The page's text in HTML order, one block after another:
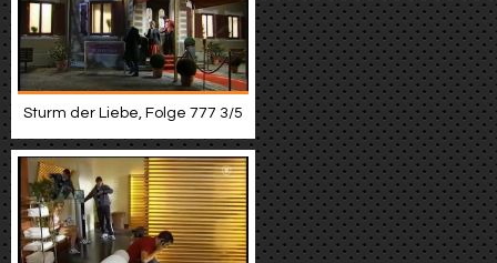
Sturm der Liebe, Folge 777 3/5